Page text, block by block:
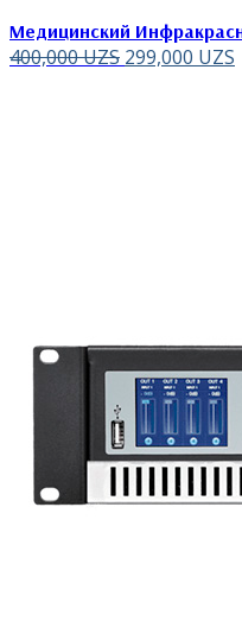
Медицинский
400,000UZS 299,000 UZS